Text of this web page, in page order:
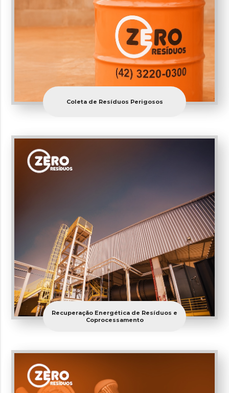
Coleta de Resíduos Perigosos
Recuperação Energética de Resíduos e
Coprocessamento